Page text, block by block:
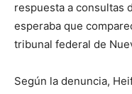
respuesta a consultas
esperaba que
tribunal federal de
Según la denuncia,